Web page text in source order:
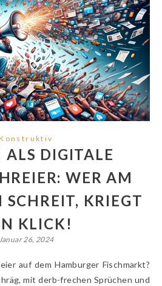
ALS DIGITALE
WER AM
SCHREIT, KRIEGT
KLICK!
Januar 26, 2024
mit derb-frechen Sprüchen und